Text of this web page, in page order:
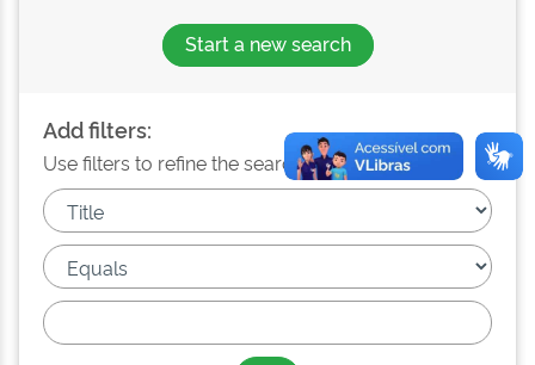
Start a new search
Add filters:
Use filters to refine the search results.